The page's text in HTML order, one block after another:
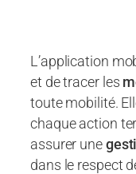
L’application
et de tracer les
toute mobilité.
chaque action
assurer une
dans le respect